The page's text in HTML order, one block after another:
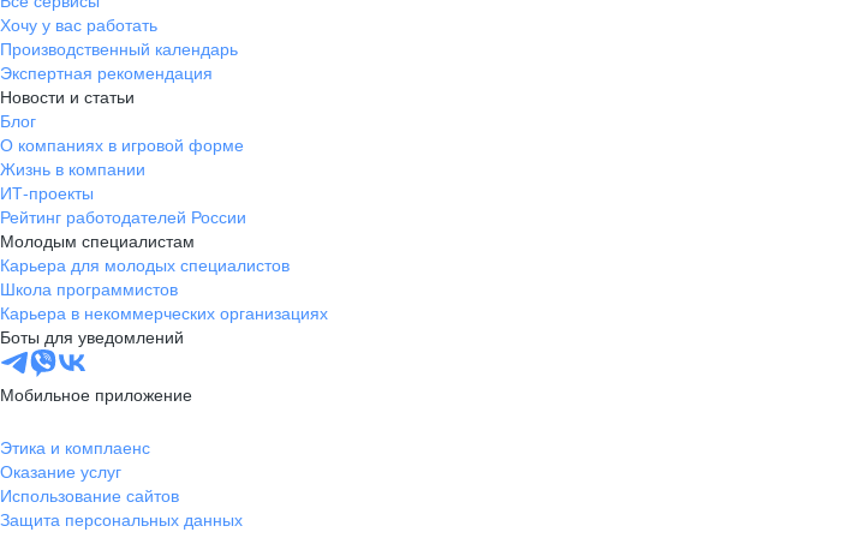
Хочу у вас работать
Производственный календарь
Экспертная рекомендация
Новости и статьи
Блог
О компаниях в игровой форме
Жизнь в компании
ИТ-проекты
Рейтинг работодателей России
Молодым специалистам
Карьера для молодых специалистов
Школа программистов
Карьера в некоммерческих организациях
Боты для уведомлений
Мобильное приложение
Этика и комплаенс
Оказание услуг
Использование сайтов
Защита персональных данных